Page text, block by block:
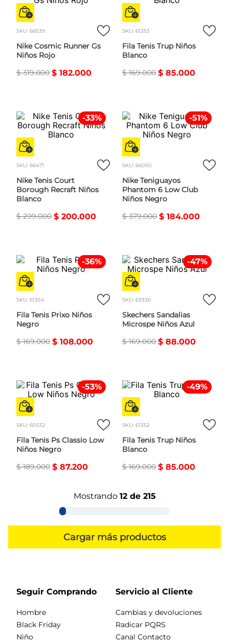
SKU: 66539
Nike Cosmic Runner Gs
Niños Rojo
$ 319.000 $ 182.000
SKU: 61353
Fila Tenis Trup Niños
Blanco
$ 169.000 $ 85.000
-33%
SKU: 66471
Nike Tenis Court
Borough Recraft Niños
Blanco
$ 299.000 $ 200.000
-51%
SKU: 66050
Nike Teniguayos
Phantom 6 Low Club
Niños Negro
$ 379.000 $ 184.000
-36%
SKU: 61354
Fila Tenis Prixo Niños
Negro
$ 169.000 $ 108.000
-47%
SKU: 63336
Skechers Sandalias
Microspe Niños Azul
$ 169.000 $ 88.000
-53%
SKU: 60532
Fila Tenis Ps Classio Low
Niños Negro
$ 189.000 $ 87.200
-49%
SKU: 61352
Fila Tenis Trup Niños
Blanco
$ 169.000 $ 85.000
Mostrando 12 de 215
Seguir Comprando
Hombre
Black Friday
Niño
Servicio al Cliente
Cambias y devoluciones
Radicar PQRS
Canal Contacto